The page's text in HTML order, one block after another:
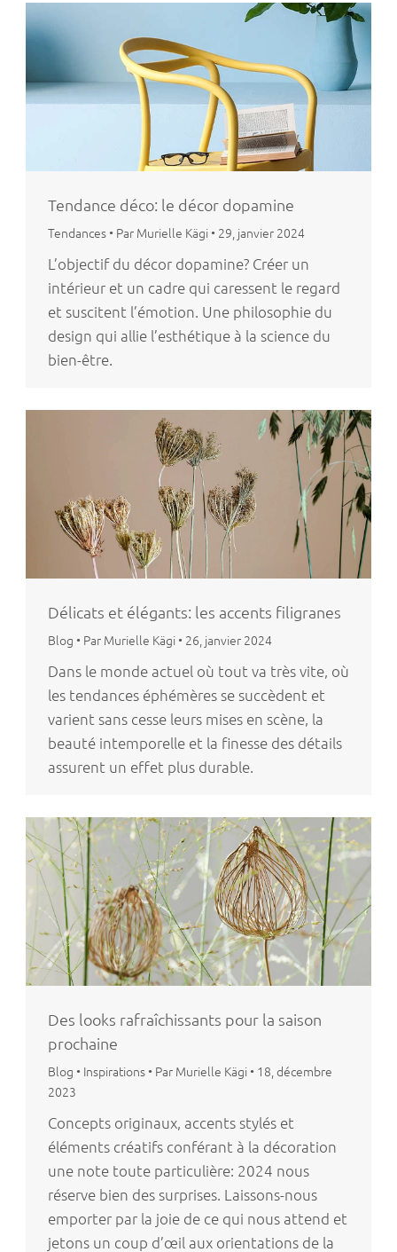
Tendance déco: le décor dopamine
Tendances • Par Murielle Kägi • 29, janvier 2024
L’objectif du décor dopamine? Créer un
intérieur et un cadre qui caressent le regard
et suscitent l’émotion. Une philosophie du
design qui allie l’esthétique à la science du
bien-être.
Délicats et élégants: les accents filigranes
Blog • Par Murielle Kägi • 26, janvier 2024
Dans le monde actuel où tout va très vite, où
les tendances éphémères se succèdent et
varient sans cesse leurs mises en scène, la
beauté intemporelle et la finesse des détails
assurent un effet plus durable.
Des looks rafraîchissants pour la saison
prochaine
Blog • Inspirations • Par Murielle Kägi • 18, décembre
2023
Concepts originaux, accents stylés et
éléments créatifs conférant à la décoration
une note toute particulière: 2024 nous
réserve bien des surprises. Laissons-nous
emporter par la joie de ce qui nous attend et
jetons un coup d’œil aux orientations de la